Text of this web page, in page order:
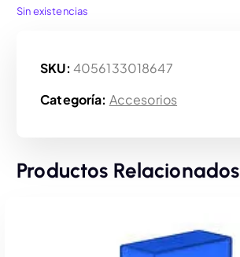
Sin existencias
SKU: 4056133018647
Categoría: Accesorios
Productos Relacionados